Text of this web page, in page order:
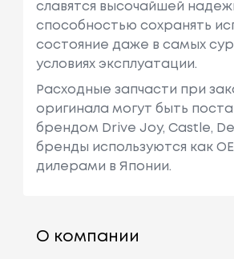
славятся высочайшей
способностью сохранять
состояние даже в самых
условиях эксплуатации.
Расходные запчасти при
оригинала могут быть
брендом Drive Joy, Castle,
бренды используются как
дилерами в Японии.
О компании